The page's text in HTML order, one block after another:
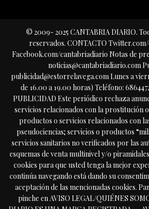
© 2009- 2025 CANTABRIA DIARIO.
reservados. CONTACTO
Facebook.com/cantabriadiario Notas de
noticias@cantabriadiario.com
publicidad@estorrelavega.com Lunes a
de 16.00 a 19.00 horas) Teléfono:
PUBLICIDAD Este periódico rechaza
servicios relacionados con la prostitución
productos o servicios relacionados con
pseudociencias; servicios o productos
servicios sanitarios no verificados por las
esquemas de venta multinivel y/o
cookies para que usted tenga la mejor
continúa navegando está dando su
aceptación de las mencionadas cookies.
pinche en AVISO LEGAL/QUIÉNES